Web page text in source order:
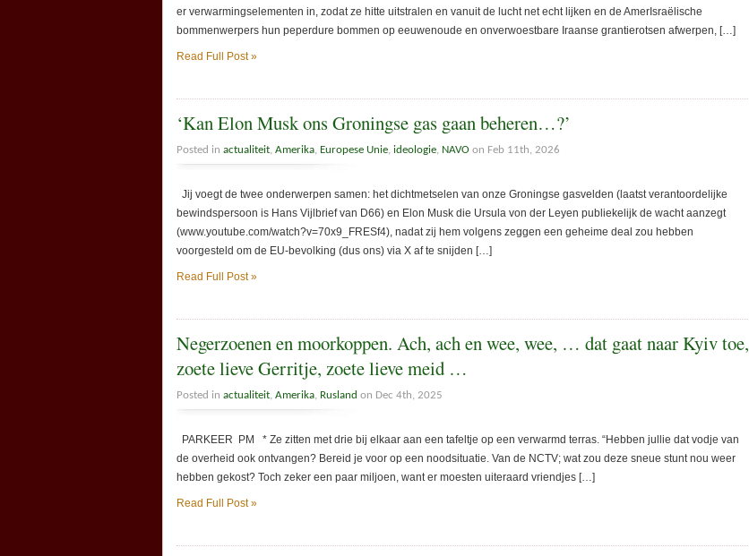
er verwarmingselementen in, zodat ze hitte uitstralen en vanuit de lucht net echt lijken en de AmerIsraëlische
bommenwerpers hun peperdure bommen op eeuwenoude en onverwoestbare Iraanse grantierotsen afwerpen, […]
Read Full Post »
‘Kan Elon Musk ons Groningse gas gaan beheren…?’
Posted in actualiteit Amerika Europese Unie ideologie NAVO on Feb 11th, 2026
Jij voegt de twee onderwerpen samen: het dichtmetselen van onze Groningse gasvelden (laatst verantoordelijke
bewindspersoon is Hans Vijlbrief van D66) en Elon Musk die Ursula von der Leyen publiekelijk de wacht aanzegt
(www.youtube.com/watch?v=70x9_FRESf4), nadat zij hem volgens zeggen een geheime deal zou hebben
voorgesteld om de EU-bevolking (dus ons) via X af te snijden […]
Read Full Post »
Negerzoenen en moorkoppen. Ach, ach en wee, wee, … dat gaat naar Kyiv toe,
zoete lieve Gerritje, zoete lieve meid …
Posted in actualiteit Amerika Rusland on Dec 4th, 2025
PARKEER PM * Ze zitten met drie bij elkaar aan een tafeltje op een verwarmd terras. “Hebben jullie dat vodje van
de overheid ook ontvangen? Bereid je voor op een noodsituatie. Van de NCTV; wat zou deze sneue stunt nou weer
hebben gekost? Toch zeker een paar miljoen, want er moesten uiteraard vriendjes […]
Read Full Post »